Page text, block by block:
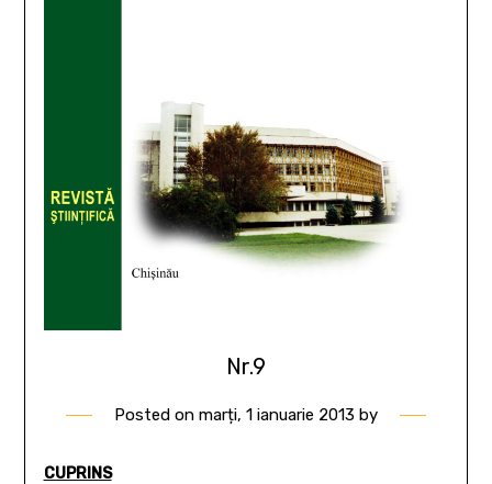
Nr.9
Posted on marți, 1 ianuarie 2013 by
CUPRINS